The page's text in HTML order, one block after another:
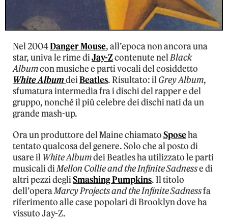
Nel 2004Danger Mouse, all’epoca non ancora una
star, univa le rime diJay-Zcontenute nelBlack
Albumcon musiche e parti vocali del cosiddetto
White AlbumdeiBeatles. Risultato: ilGrey Album,
sfumatura intermedia fra i dischi del rapper e del
gruppo, nonché il più celebre dei dischi nati da un
grande mash-up.
Ora un produttore del Maine chiamatoSposeha
tentato qualcosa del genere. Solo che al posto di
usare il White Albumdei Beatles ha utilizzato le parti
musicali diMellon Collie and the Infinite Sadnesse di
altri pezzi degliSmashing Pumpkins. Il titolo
dell’operaMarcy Projects and the Infinite Sadnessfa
riferimento alle case popolari di Brooklyn dove ha
vissuto Jay-Z.